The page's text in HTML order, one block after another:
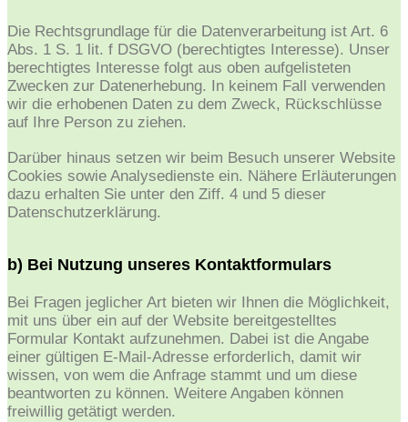
Die Rechtsgrundlage für die Datenverarbeitung ist Art. 6
Abs. 1 S. 1 lit. f DSGVO (berechtigtes Interesse). Unser
berechtigtes Interesse folgt aus oben aufgelisteten
Zwecken zur Datenerhebung. In keinem Fall verwenden
wir die erhobenen Daten zu dem Zweck, Rückschlüsse
auf Ihre Person zu ziehen.
Darüber hinaus setzen wir beim Besuch unserer Website
Cookies sowie Analysedienste ein. Nähere Erläuterungen
dazu erhalten Sie unter den Ziff. 4 und 5 dieser
Datenschutzerklärung.
b) Bei Nutzung unseres Kontaktformulars
Bei Fragen jeglicher Art bieten wir Ihnen die Möglichkeit,
mit uns über ein auf der Website bereitgestelltes
Formular Kontakt aufzunehmen. Dabei ist die Angabe
einer gültigen E-Mail-Adresse erforderlich, damit wir
wissen, von wem die Anfrage stammt und um diese
beantworten zu können. Weitere Angaben können
freiwillig getätigt werden.